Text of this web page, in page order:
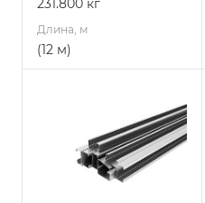
231.800 кг
Длина, м
(12 м)